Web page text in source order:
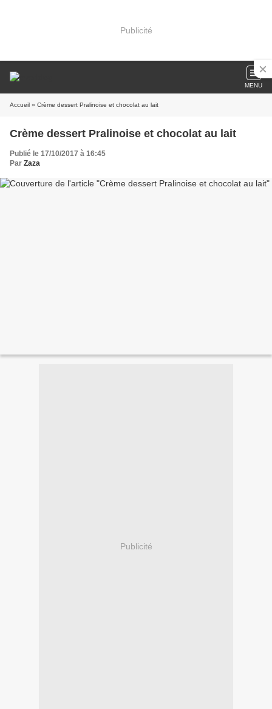
Publicité
MENU
Accueil » Crème dessert Pralinoise et chocolat au lait
Crème dessert Pralinoise et chocolat au lait
Publié le 17/10/2017 à 16:45
Par Zaza
Publicité